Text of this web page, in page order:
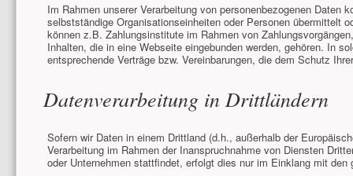
Im Rahmen unserer Verarbeitung von personenbezogenen
selbstständige Organisationseinheiten oder Personen übermittelt
können z.B. Zahlungsinstitute im Rahmen von
Inhalten, die in eine Webseite eingebunden werden, gehören. In
entsprechende Verträge bzw. Vereinbarungen, die dem Schutz
Datenverarbeitung in Drittländern
Sofern wir Daten in einem Drittland (d.h., außerhalb der
Verarbeitung im Rahmen der Inanspruchnahme von Diensten
oder Unternehmen stattfindet, erfolgt dies nur im Einklang mit den